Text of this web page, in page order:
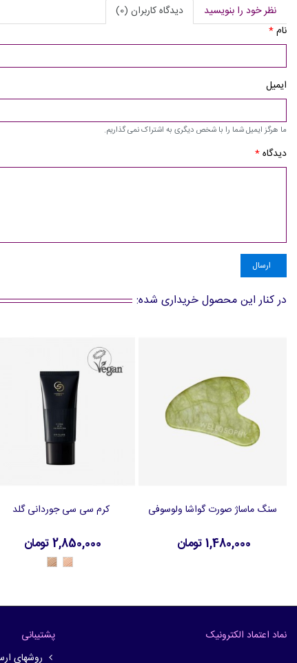
نظر خود را بنویسید
دیدگاه کاربران (0)
نام*
ایمیل
ما هرگز ایمیل شما را با شخص دیگری به اشتراک نمی گذاریم.
دیدگاه*
ارسال
در کنار این محصول خریداری شده:
افزودن به سبد خرید
سنگ ماساژ صورت گواشا ولوسوفی
1,480,000 تومان
افزودن به سبد خرید
کرم سی سی جوردانی گلد
2,850,000 تومان
42112
-
42113
-
نماد اعتماد الکترونیک
پشتیبانی
روشهای